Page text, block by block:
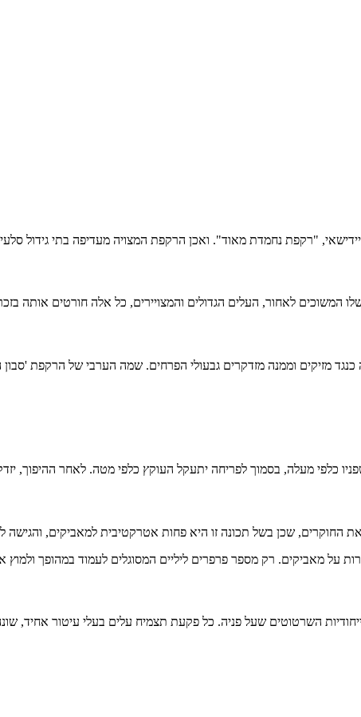
"רקפת נחמדת מאוד". ואכן הרקפת המצויה מעדיפה בתי גידול
המשוכים לאחור, העלים הגדולים והמצויירים, כל אלה חורטים אותה
מזיקים וממנה מזדקרים גבעולי הפרחים. שמה הערבי של הרקפת 'סבון
כלפי מעלה, בסמוך לפריחה יתעקל העוקץ כלפי מטה. לאחר ההיפוך,
החוקרים, שכן בשל תכונה זו היא פחות אטרקטיבית למאביקים,
על מאביקים. רק מספר פרפרים ליליים המסוגלים לעמוד במהופך
השרטוטים שעל פניה. כל פקעת תצמיח עלים בעלי עיטור אחיד,